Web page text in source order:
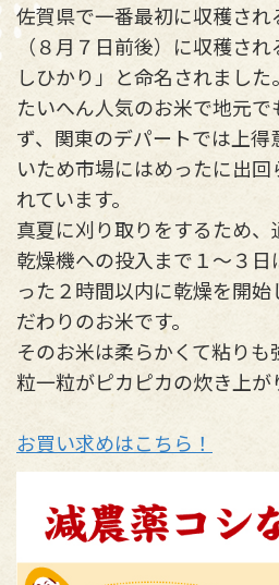
佐賀県で一番最初に収穫され
（８月７日前後）に収穫され
しひかり」と命名されました。
たいへん人気のお米で地元
ず、関東のデパートでは上
いため市場にはめったに出
れています。
真夏に刈り取りをするため、
乾燥機への投入まで１〜３
った２時間以内に乾燥を開
だわりのお米です。
そのお米は柔らかくて粘り
粒一粒がピカピカの炊き上が
お買い求めはこちら！